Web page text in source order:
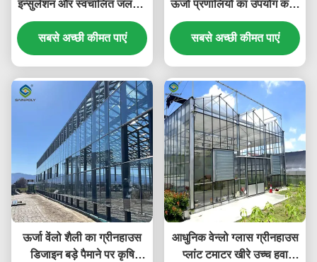
इन्सुलेशन और स्वचालित जलवायु
विनियमन के साथ बहुमुखी वेन्लो
शैली का ग्रीनहाउस
सबसे अच्छी कीमत पाएं
ऊर्जा प्रणालियों का उपयोग करने
वाला सतत वेन्लो शैली का
ग्रीनहाउस हरित कृषि पहल का
समर्थन करता है
सबसे अच्छी कीमत पाएं
ऊर्जा वेंलो शैली का ग्रीनहाउस
डिजाइन बड़े पैमाने पर कृषि
आधुनिक वेन्लो ग्लास ग्रीनहाउस
प्लांट टमाटर खीरे उच्च हवा